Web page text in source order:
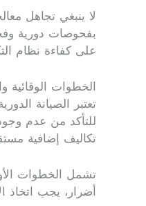
لا ينبغي تجاهل
بفحوصات دورية
على كفاءة نظام
الخطوات الوقائية
تعتبر الصيانة
للتأكد من عدم
تكاليف إضافية
تشمل الخطوات
أضرار، يجب